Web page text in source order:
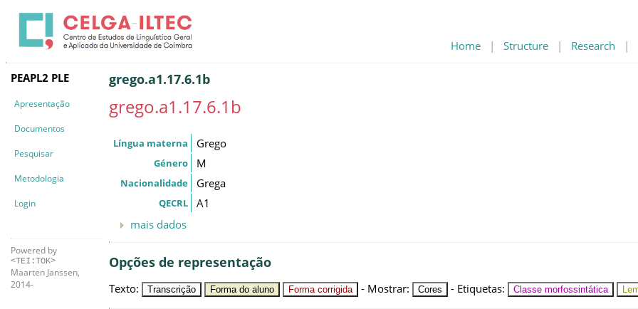
Home | Structure | Research |
PEAPL2 PLE
Apresentação
Documentos
Pesquisar
Metodologia
Login
Powered by
<TEI:TOK>
Maarten Janssen,
2014-
grego.a1.17.6.1b
grego.a1.17.6.1b
Língua materna Grego
Género M
Nacionalidade Grega
QECRL
A1
mais dados
Opções de representação
Texto: Transcrição Forma do aluno Forma corrigida - Mostrar: Cores - Etiquetas: Classe morfossintática